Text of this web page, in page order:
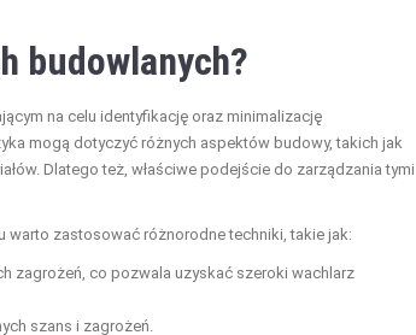
budowlanych?
na celu identyfikację oraz minimalizację
mogą dotyczyć różnych aspektów budowy, takich jak
Dlatego też, właściwe podejście do zarządzania tymi
warto zastosować różnorodne techniki, takie jak:
zagrożeń, co pozwala uzyskać szeroki wachlarz
szans i zagrożeń.